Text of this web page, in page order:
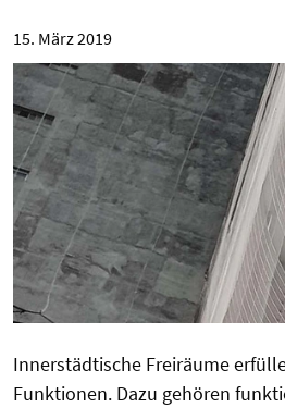
15. März 2019
Innerstädtische Freiräume
Funktionen. Dazu gehören